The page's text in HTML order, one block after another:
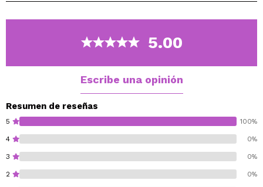
convierte tu rutina nocturna en una experiencia frutal
Su fórmula es 100% vegana y cruelty-free, libre de
Vegan.
Cruelty free.
5.00
Escribe una opinión
Resumen de reseñas
5 100%
4 0%
3 0%
2 0%